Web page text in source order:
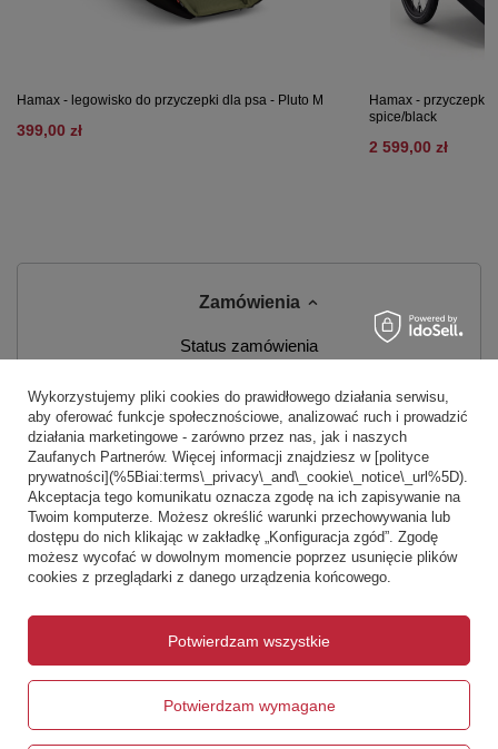
Hamax - legowisko do przyczepki dla psa - Pluto M
399,00 zł
Hamax -
spice/black
2 599,00 zł
Zamówienia
Status zamówienia
Chcę zareklamować produkt
Chcę zwrócić produkt
Chcę wymienić produkt
Kontakt
Konto
Informacje o sklepie
Wykorzystujemy pliki cookies do prawidłowego działania serwisu,
aby oferować funkcje społecznościowe, analizować ruch i prowadzić
działania marketingowe - zarówno przez nas, jak i naszych
Zaufanych Partnerów. Więcej informacji znajdziesz w [polityce
prywatności](%5Biai:terms\_privacy\_and\_cookie\_notice\_url%5D).
Akceptacja tego komunikatu oznacza zgodę na ich zapisywanie na
Twoim komputerze. Możesz określić warunki przechowywania lub
dostępu do nich klikając w zakładkę „Konfiguracja zgód”. Zgodę
możesz wycofać w dowolnym momencie poprzez usunięcie plików
cookies z przeglądarki z danego urządzenia końcowego.
Potwierdzam wymagane
Potwierdzam wszystkie